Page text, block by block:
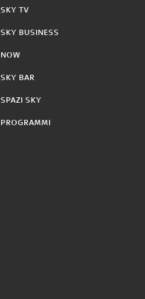
SKY TV
SKY BUSINESS
NOW
SKY BAR
SPAZI SKY
PROGRAMMI